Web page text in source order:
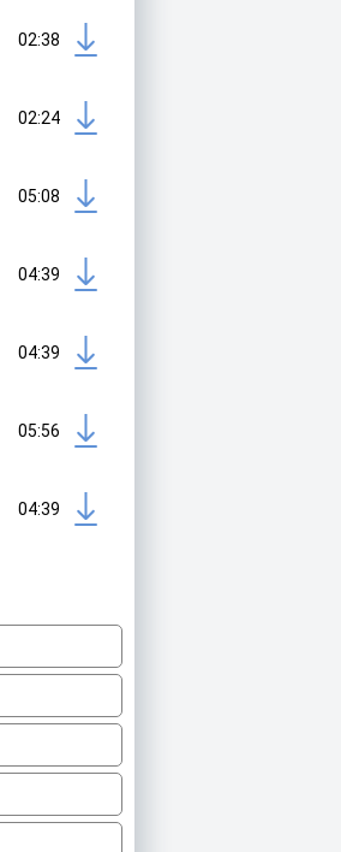
02:38
02:24
05:08
04:39
04:39
05:56
04:39